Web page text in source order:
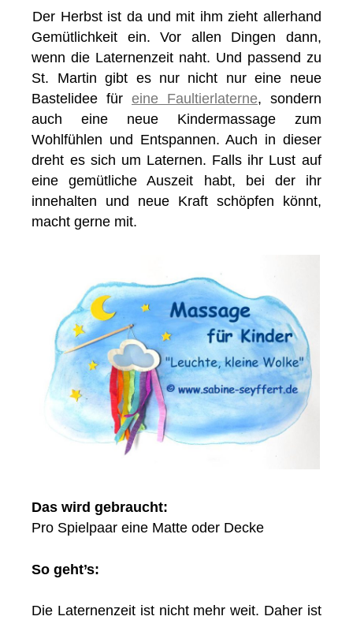
Der Herbst ist da und mit ihm zieht allerhand
Gemütlichkeit ein. Vor allen Dingen dann,
wenn die Laternenzeit naht. Und passend zu
St. Martin gibt es nur nicht nur eine neue
Bastelidee für eine Faultierlaterne, sondern
auch eine neue Kindermassage zum
Wohlfühlen und Entspannen. Auch in dieser
dreht es sich um Laternen. Falls ihr Lust auf
eine gemütliche Auszeit habt, bei der ihr
innehalten und neue Kraft schöpfen könnt,
macht gerne mit.
Das wird gebraucht:
Pro Spielpaar eine Matte oder Decke
So geht’s:
Die Laternenzeit ist nicht mehr weit. Daher ist